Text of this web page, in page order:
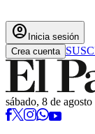
account_circle Inicia sesión
Crea cuenta
sábado, 8 de